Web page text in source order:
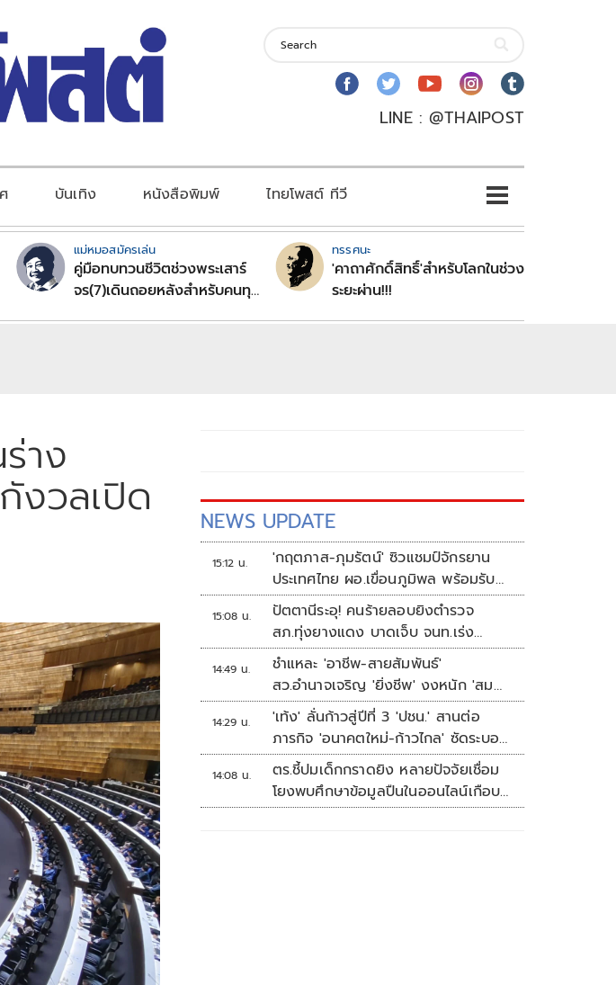
LINE : @THAIPOST
บันเทิง หนังสือพิมพ์ ไทยโพสต์ ทีวี
แม่หมอสมัครเล่น
คู่มือทบทวนชีวิตช่วงพระเสาร์
จร(7)เดินถอยหลังสำหรับคนทุก
ทรรศนะ
'คาถาศักดิ์สิทธิ์'สำหรับโลกในช่วง
ระยะผ่าน!!!
าง
งวลเปิด NEWS UPDATE
15:12 น.
'กฤตภาส-ภุมรัตน์' ซิวแชมป์จักรยาน
ประเทศไทย ผอ.เขื่อนภูมิพล พร้อมรับ
เจ้าภาพต่อ ปี 2570
15:08 น.
ปัตตานีระอุ! คนร้ายลอบยิงตำรวจ
สภ.ทุ่งยางแดง บาดเจ็บ จนท.เร่ง
ติดตามผู้ก่อเหตุ
14:49 น.
ชำแหละ 'อาชีพ-สายสัมพันธ์'
สว.อำนาจเจริญ 'ยิ่งชีพ' งงหนัก 'สม
พาน' ขายก๋วยเตี๋ยวอะไร
14:29 น.
'เท้ง' ลั่นก้าวสู่ปีที่ 3 'ปชน.' สานต่อ
ภารกิจ 'อนาคตใหม่-ก้าวไกล' ซัดระบอบ
สีน้ำเงิน ทำหลักนิติรัฐ-นิติธรรมสั่น
คลอน
14:08 น.
ตร.ชี้ปมเด็กกราดยิง หลายปัจจัยเชื่อม
โยงพบศึกษาข้อมูลปืนในออนไลน์เกือบ
2 ปี